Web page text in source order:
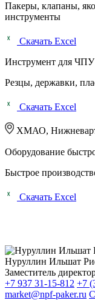
Пакеры, клапаны,
инструменты
Скачать Excel
Инструмент для ЧПУ
Резцы, державки,
Скачать Excel
ХМАО,
Оборудование
Быстрое
Скачать Excel
Нуруллин Ильшат
Заместитель
+7 937 31-15-812 +7
market@npf-paker.ru